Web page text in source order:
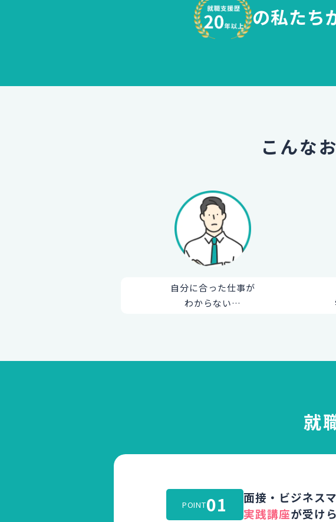
の私たち
こんな
自分に合った仕事が
わからない…
就
POINT01
面接・ビジネス
実践講座が受け